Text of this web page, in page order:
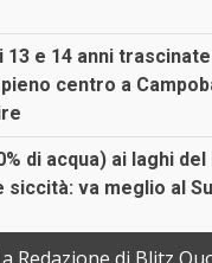
13 e 14 anni
centro a
di acqua) ai laghi del
siccità: va meglio al